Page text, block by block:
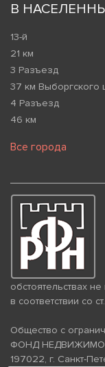
В
13-й
21 км
3 Разъезд
37 км Выборгского
4 Разъезд
46 км
Все города
обстоятельствах
в соответствии со
Общество с
ФОНД
197022, г. Санкт-